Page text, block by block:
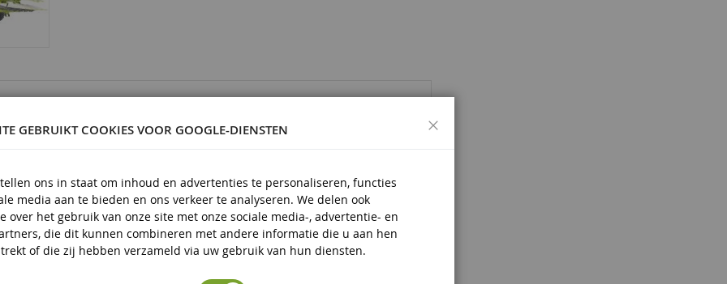
kunststof
ouder
GEBRUIKT COOKIES VOOR GOOGLE-DIENSTEN
ons in staat om inhoud en advertenties te personaliseren, functies
media aan te bieden en ons verkeer te analyseren. We delen ook
over het gebruik van onze site met onze sociale media-, advertentie- en
die dit kunnen combineren met andere informatie die u aan hen
of die zij hebben verzameld via uw gebruik van hun diensten.